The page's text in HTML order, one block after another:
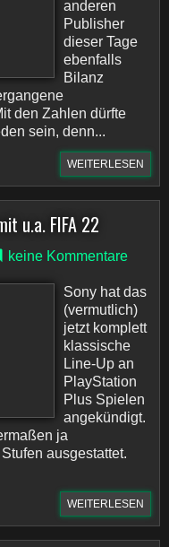
anderen
Publisher
dieser Tage
ebenfalls
Bilanz
den Zahlen dürfte
sein, denn...
WEITERLESEN
u.a. FIFA 22
keine Kommentare
Sony hat das
(vermutlich)
jetzt komplett
klassische
Line-Up an
PlayStation
Plus Spielen
angekündigt.
ja
ausgestattet.
WEITERLESEN